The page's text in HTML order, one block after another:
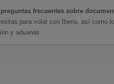
preguntas frecuentes sobre
para volar con Iberia, así como
y aduanas.